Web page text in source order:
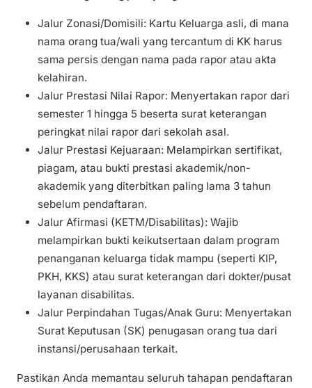
Jalur Zonasi/Domisili: Kartu Keluarga asli, di mana
nama orang tua/wali yang tercantum di KK harus
sama persis dengan nama pada rapor atau akta
kelahiran.
Jalur Prestasi Nilai Rapor: Menyertakan rapor dari
semester 1 hingga 5 beserta surat keterangan
peringkat nilai rapor dari sekolah asal.
Jalur Prestasi Kejuaraan: Melampirkan sertifikat,
piagam, atau bukti prestasi akademik/non-
akademik yang diterbitkan paling lama 3 tahun
sebelum pendaftaran.
Jalur Afirmasi (KETM/Disabilitas): Wajib
melampirkan bukti keikutsertaan dalam program
penanganan keluarga tidak mampu (seperti KIP,
PKH, KKS) atau surat keterangan dari dokter/pusat
layanan disabilitas.
Jalur Perpindahan Tugas/Anak Guru: Menyertakan
Surat Keputusan (SK) penugasan orang tua dari
instansi/perusahaan terkait.
Pastikan Anda memantau seluruh tahapan pendaftaran